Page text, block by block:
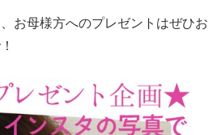
お母様方へのプレゼントはぜひお